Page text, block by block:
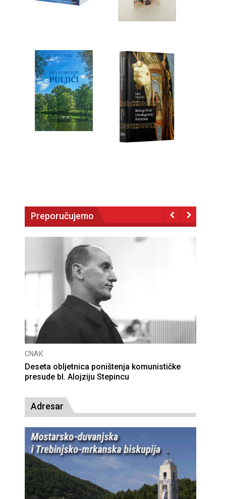
Preporučujemo
CNAK
Deseta obljetnica poništenja komunističke
presude bl. Alojziju Stepincu
Adresar